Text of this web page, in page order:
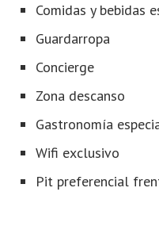
Comidas y bebidas
Guardarropa
Concierge
Zona descanso
Gastronomía
Wifi exclusivo
Pit preferencial